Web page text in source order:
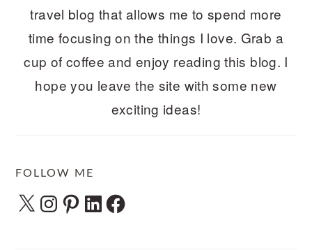
travel blog that allows me to spend more
time focusing on the things I love. Grab a
cup of coffee and enjoy reading this blog. I
hope you leave the site with some new
exciting ideas!
FOLLOW ME
X Instagram
Pinterest
LinkedInFacebook